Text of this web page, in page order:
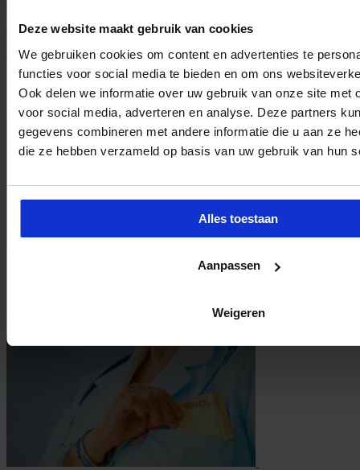
Deze website maakt gebruik van cookies
We gebruiken cookies om content en advertenties te
functies voor social media te bieden en om ons
Ook delen we informatie over uw gebruik van onze site met
voor social media, adverteren en analyse. Deze partners
gegevens combineren met andere informatie die u aan ze
die ze hebben verzameld op basis van uw gebruik van hun
Alles toestaan
Aanpassen
Weigeren
inspirerende programma’s te creëren. Ze blijft zich dan ook in beide
begrijpen en hier optimaal op in te spelen.
Gerelateerde Artikelen
Kabinet scherpt regels aan voor winstuitkeringen en